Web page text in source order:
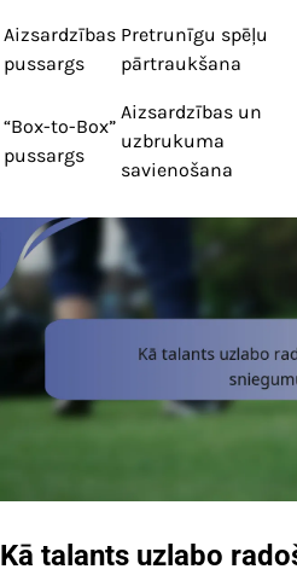
Aizsardzības
pussargs
Pretrunīgu spēļu
pārtraukšana
“Box-to-Box”
pussargs
Aizsardzības un
uzbrukuma
savienošana
Kā talants uzlabo